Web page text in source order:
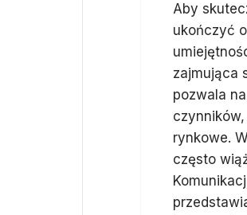
Aby
ukończyć
zajmująca
pozwala
rynkowe.
często